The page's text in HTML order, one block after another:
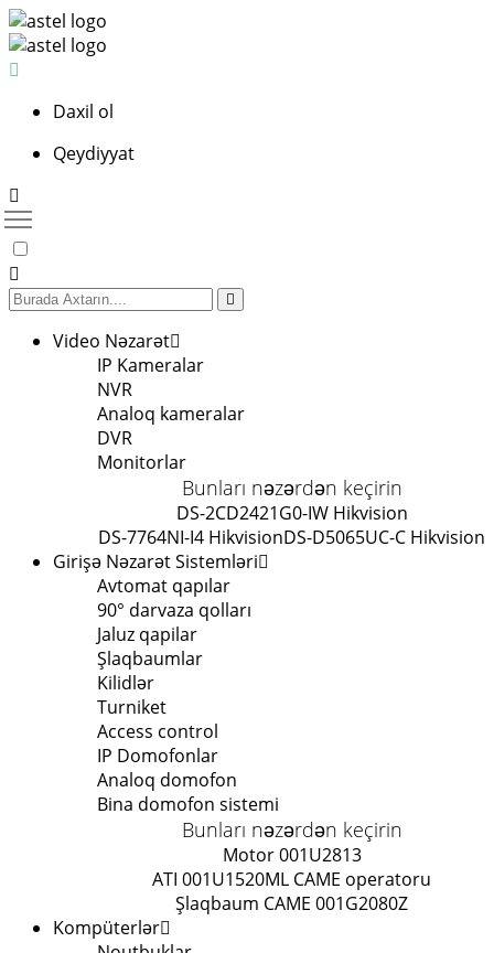
Daxil ol
Qeydiyyat
Video Nəzarət
IP Kameralar
NVR
Analoq kameralar
DVR
Monitorlar
Bunları nəzərdən keçirin
DS-2CD2421G0-IW Hikvision
DS-7764NI-I4 HikvisionDS-D5065UC-C Hikvision
Girişə Nəzarət Sistemləri
Avtomat qapılar
90° darvaza qolları
Jaluz qapilar
Şlaqbaumlar
Kilidlər
Turniket
Access control
IP Domofonlar
Analoq domofon
Bina domofon sistemi
Bunları nəzərdən keçirin
Motor 001U2813
ATI 001U1520ML CAME operatoru
Şlaqbaum CAME 001G2080Z
Kompüterlər